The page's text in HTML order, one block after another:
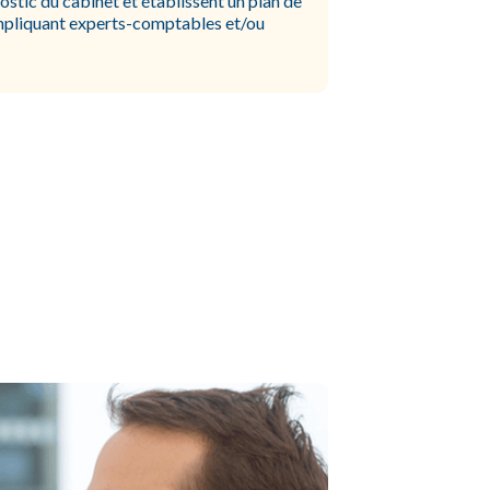
de son entreprise et d’estimer ses
notre action au service de nos membres est
cabinets deprogresser ensemble.
experts-comptables et/ou